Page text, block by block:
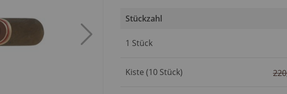
für
Produkt
Stückzahl
1 Stück
Kiste (10 Stück)